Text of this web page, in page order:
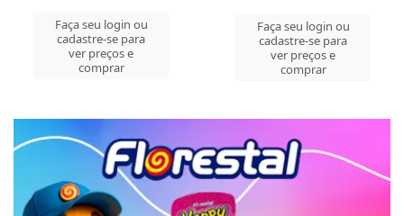
Faça seu login ou
cadastre-se para
ver preços e
comprar
Faça seu login ou
cadastre-se para
ver preços e
comprar